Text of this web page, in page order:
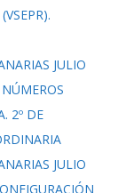
JULIO
2º DE
JULIO